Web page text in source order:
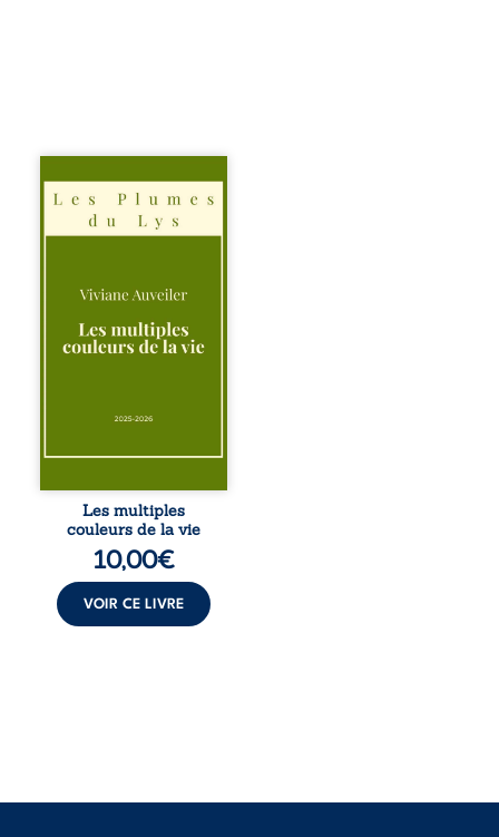
Trois récits, trois
existences saisies
à l’instant où tout
bascule. Une
l’apaisement, un
recouvre
l’espérance, tandis
pour en retrouver
Entre souvenirs,
désillusions, Les
multiples couleurs
de la vie explore la
force des liens, le
poids des non-dits
et la ...
Les multiples
couleurs de la vie
10,00€
VOIR CE LIVRE